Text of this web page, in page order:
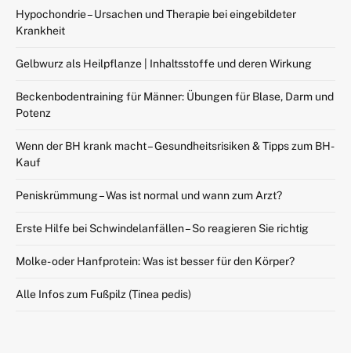
Hypochondrie – Ursachen und Therapie bei eingebildeter
Krankheit
Gelbwurz als Heilpflanze | Inhaltsstoffe und deren Wirkung
Beckenbodentraining für Männer: Übungen für Blase, Darm und
Potenz
Wenn der BH krank macht – Gesundheitsrisiken & Tipps zum BH-
Kauf
Peniskrümmung – Was ist normal und wann zum Arzt?
Erste Hilfe bei Schwindelanfällen – So reagieren Sie richtig
Molke- oder Hanfprotein: Was ist besser für den Körper?
Alle Infos zum Fußpilz (Tinea pedis)